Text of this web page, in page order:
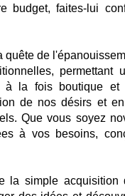
budget, faites-lui
quête de
à la fois boutique
de nos désirs et
Que vous soyez
à vos besoins,
la simple